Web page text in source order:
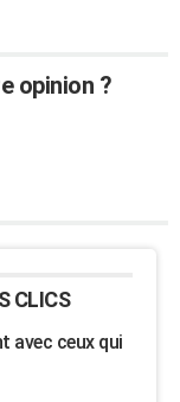
opinion ?
CLICS
avec ceux qui